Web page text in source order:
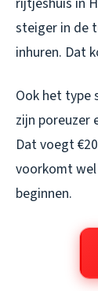
steiger in de
inhuren. Dat
Ook het type
zijn poreuzer
Dat voegt
voorkomt
beginnen.